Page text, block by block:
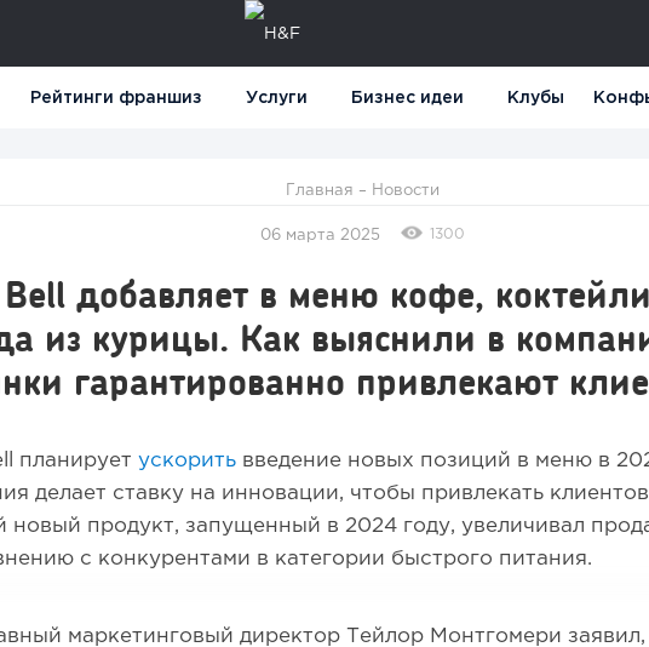
Рейтинги франшиз Услуги Бизнес идеи Клубы
Главная – Новости
06 марта 2025 1300
Bell добавляет в меню кофе,
из курицы. Как выяснили в
гарантированно привлекают
планирует ускорить введение новых позиций в меню в
делает ставку на инновации, чтобы привлекать
новый продукт, запущенный в 2024 году, увеличивал
с конкурентами в категории быстрого питания.
маркетинговый директор Тейлор Монтгомери заявил,